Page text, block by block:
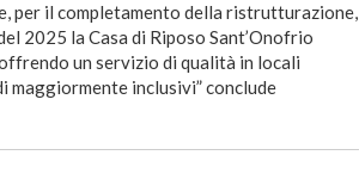
per il completamento della ristrutturazione,
2025 la Casa di Riposo Sant’Onofrio
un servizio di qualità in locali
inclusivi” conclude